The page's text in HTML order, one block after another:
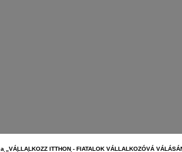
„VÁLLALKOZZ ITTHON - FIATALOK VÁLLALKOZÓVÁ